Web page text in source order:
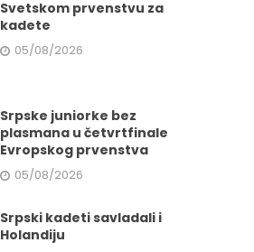
Svetskom prvenstvu za
kadete
05/08/2026
Srpske juniorke bez
plasmana u četvrtfinale
Evropskog prvenstva
05/08/2026
Srpski kadeti savladali i
Holandiju